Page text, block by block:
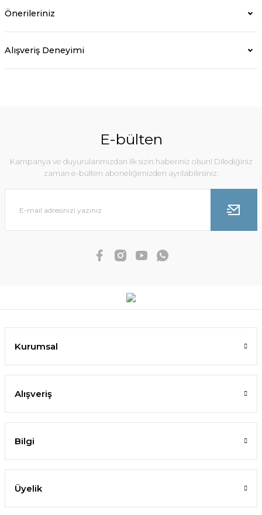
Önerileriniz
Alışveriş Deneyimi
E-bülten
Kampanya ve duyurularımızdan ilk sizin haberiniz olsun! Dilediğiniz
zaman e-bülten aboneliğimizden ayrılabilirsiniz.
Kurumsal
Alışveriş
Bilgi
Üyelik